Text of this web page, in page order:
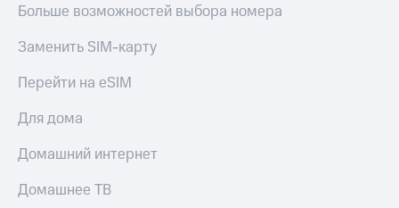
Больше возможностей выбора номера
Заменить SIM-карту
Перейти на eSIM
Для дома
Домашний интернет
Домашнее ТВ